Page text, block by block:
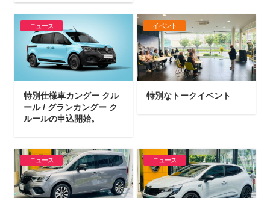
ニュース
特別仕様車カングー クル
ール / グランカングー ク
ルールの申込開始。
イベント
特別なトークイベント
ニュース ニュース